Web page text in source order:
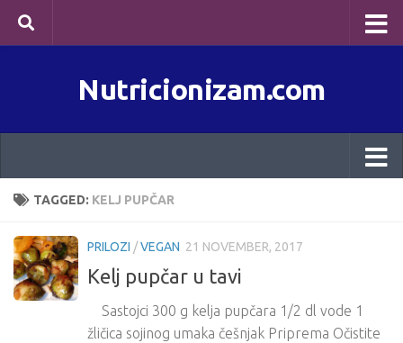
Skip to content
Nutricionizam.com
TAGGED: KELJ PUPČAR
PRILOZI /VEGAN 21 NOVEMBER, 2017
Kelj pupčar u tavi
Sastojci 300 g kelja pupčara 1/2 dl vode 1
žličica sojinog umaka češnjak Priprema Očistite